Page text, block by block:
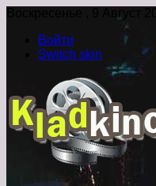
Воскресенье , 9 Август
Войти
Switch skin